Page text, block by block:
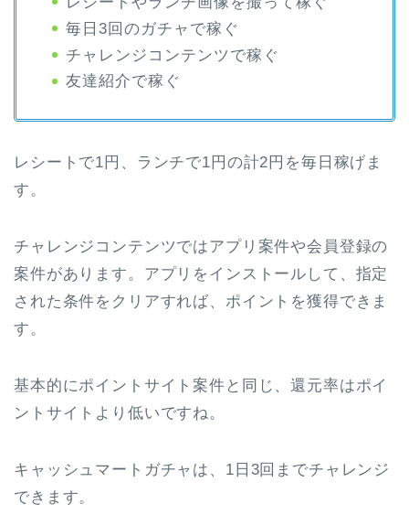
毎日3回のガチャで稼ぐ
チャレンジコンテンツで稼ぐ
友達紹介で稼ぐ
レシートで1円、ランチで1円の計2円を毎日稼げま
す。
チャレンジコンテンツではアプリ案件や会員登録の
案件があります。アプリをインストールして、指定
された条件をクリアすれば、ポイントを獲得できま
す。
基本的にポイントサイト案件と同じ、還元率はポイ
ントサイトより低いですね。
キャッシュマートガチャは、1日3回までチャレンジ
できます。